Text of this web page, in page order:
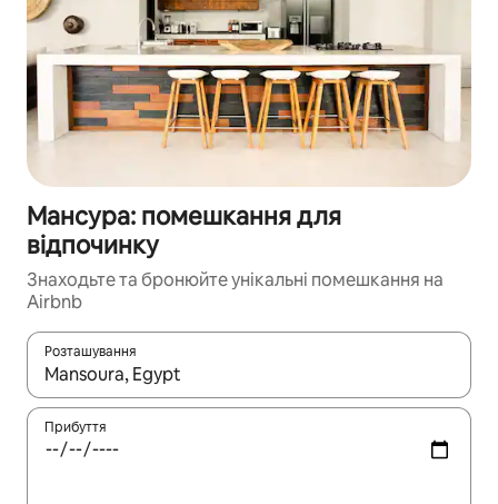
Мансура: помешкання для
відпочинку
Знаходьте та бронюйте унікальні помешкання на
Airbnb
Розташування
Отримавши результати пошуку, використовуйте для
Прибуття